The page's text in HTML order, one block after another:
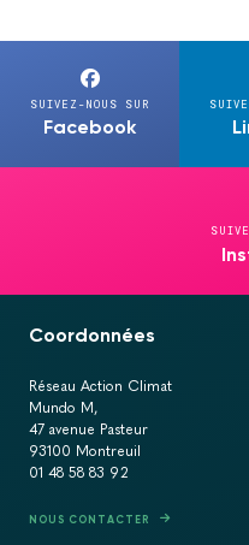
SUIVEZ-NOUS SUR
Facebook
Coordonnées
Réseau Action Climat
Mundo M,
47 avenue Pasteur
93100 Montreuil
01 48 58 83 92
NOUS CONTACTER